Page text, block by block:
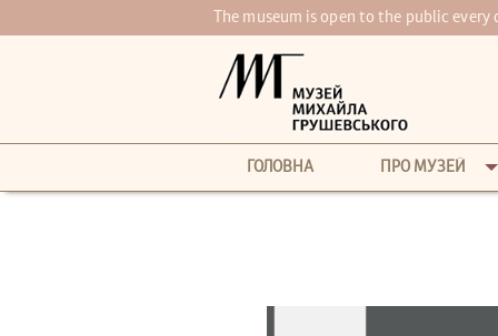
The museum is open to the public
ГОЛОВНА ПРО МУЗЕЙ